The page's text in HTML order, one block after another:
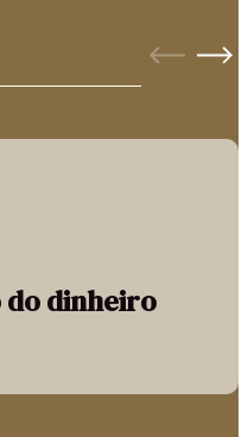
do dinheiro